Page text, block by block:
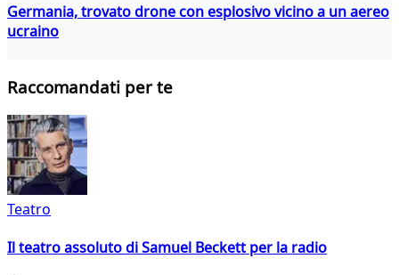
Germania, trovato drone con esplosivo vicino a un aereo
ucraino
Raccomandati per te
Teatro
Il teatro assoluto di Samuel Beckett per la radio